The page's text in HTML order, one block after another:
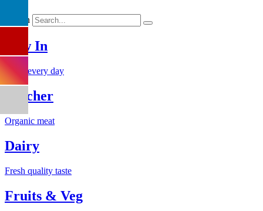
Search
New In
Fresh every day
Butcher
Organic meat
Dairy
Fresh quality taste
Fruits & Veg